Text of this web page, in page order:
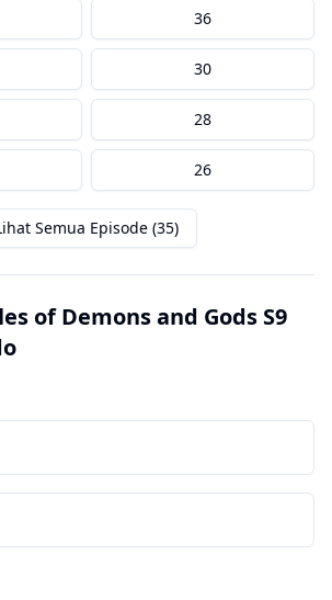
36
30
28
26
Semua Episode (35)
of Demons and Gods S9